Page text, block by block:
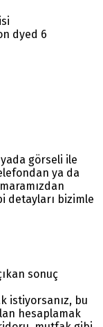
dyed 6
görseli ile
ya da
detayları bizimle
sonuç
istiyorsanız, bu
hesaplamak